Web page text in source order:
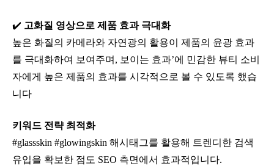
✔️ 고화질 영상으로 제품 효과 극대화
높은 화질의 카메라와 자연광의 활용이 제품의 윤광 효과
를 극대화하여 보여주며, 보이는 효과’에 민감한 뷰티 소비
자에게 높은 제품의 효과를 시각적으로 볼 수 있도록 했습
니다
키워드 전략 최적화
#glassskin #glowingskin 해시태그를 활용해 트렌디한 검색
유입을 확보한 점도 SEO 측면에서 효과적입니다.